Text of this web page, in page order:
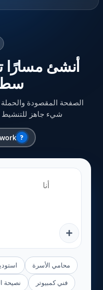
أنشئ مسارًا
الصفحة المقصودة
شيء جاهز للتنشيط
?
محامي الأسرة
فني كمبيوتر
نصيحة